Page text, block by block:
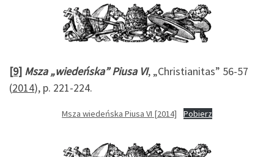
[9] Msza „wiedeńska” Piusa VI, „Christianitas” 56-57
(2014), p. 221-224.
Msza wiedeńska Piusa VI [2014] Pobierz